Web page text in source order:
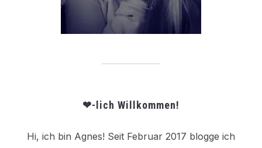
❤-lich Willkommen!
Hi, ich bin Agnes! Seit Februar 2017 blogge ich